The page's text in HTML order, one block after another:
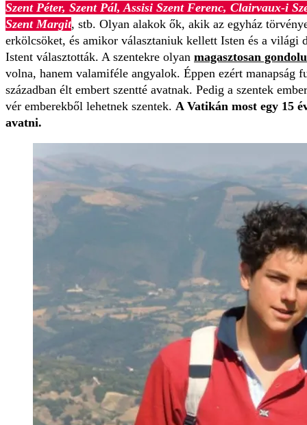
Szent Péter, Szent Pál, Assisi Szent Ferenc, Clairvaux-i
Szent Margit, stb. Olyan alakok ők, akik az egyház
erkölcsöket, és amikor választaniuk kellett Isten és a világi
Istent választották. A szentekre olyan magasztosan
volna, hanem valamiféle angyalok. Éppen ezért manapság
században élt embert szentté avatnak. Pedig a szentek
vér emberekből lehetnek szentek. A Vatikán most egy 15
avatni.